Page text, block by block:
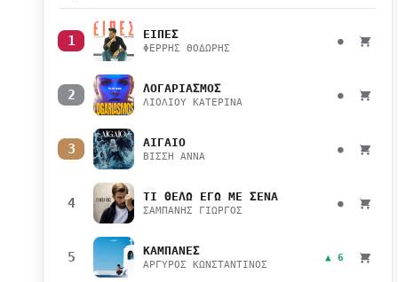
1 ΕΙΠΕΣ
ΦΕΡΡΗΣ ΘΟΔΩΡΗΣ
●
2 ΛΟΓΑΡΙΑΣΜΟΣ
ΛΙΟΛΙΟΥ ΚΑΤΕΡΙΝΑ
●
3 ΑΙΓΑΙΟ
ΒΙΣΣΗ ΑΝΝΑ
●
4 ΤΙ ΘΕΛΩ ΕΓΩ ΜΕ ΣΕΝΑ
ΣΑΜΠΑΝΗΣ ΓΙΩΡΓΟΣ
●
5 ΚΑΜΠΑΝΕΣ
ΑΡΓΥΡΟΣ ΚΩΝΣΤΑΝΤΙΝΟΣ
▲ 6